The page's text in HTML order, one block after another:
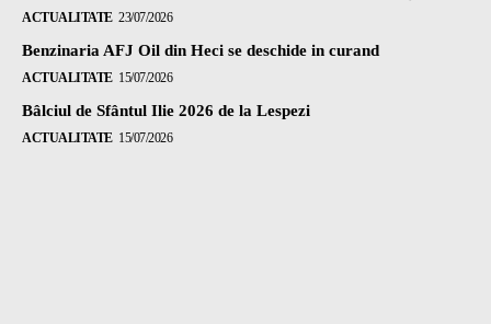
ACTUALITATE 23/07/2026
Benzinaria AFJ Oil din Heci se deschide in curand
ACTUALITATE 15/07/2026
Bâlciul de Sfântul Ilie 2026 de la Lespezi
ACTUALITATE 15/07/2026